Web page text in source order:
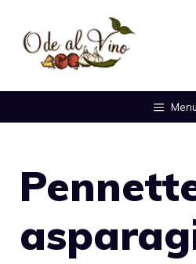
contenuto
Menu